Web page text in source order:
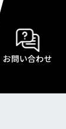
お問い合わせ